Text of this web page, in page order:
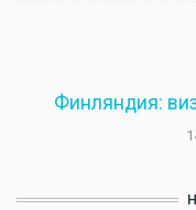
Финляндия: